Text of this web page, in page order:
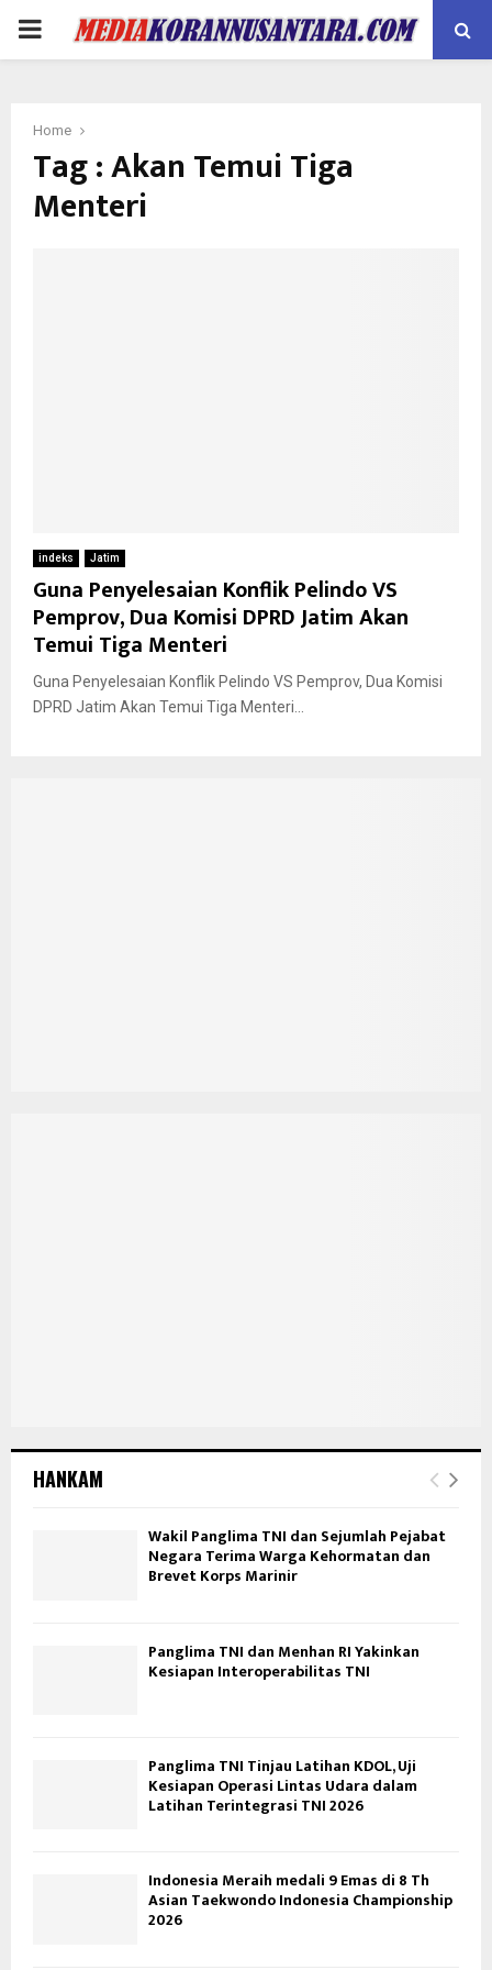
PRIMARY
Home
Tag : Akan Temui Tiga
Menteri
indeks Jatim
Guna Penyelesaian Konflik Pelindo VS
Pemprov, Dua Komisi DPRD Jatim Akan
Temui Tiga Menteri
Guna Penyelesaian Konflik Pelindo VS Pemprov, Dua Komisi
DPRD Jatim Akan Temui Tiga Menteri...
HANKAM
Wakil Panglima TNI dan Sejumlah Pejabat
Negara Terima Warga Kehormatan dan
Brevet Korps Marinir
Panglima TNI dan Menhan RI Yakinkan
Kesiapan Interoperabilitas TNI
Panglima TNI Tinjau Latihan KDOL, Uji
Kesiapan Operasi Lintas Udara dalam
Latihan Terintegrasi TNI 2026
Indonesia Meraih medali 9 Emas di 8 Th
Asian Taekwondo Indonesia Championship
2026